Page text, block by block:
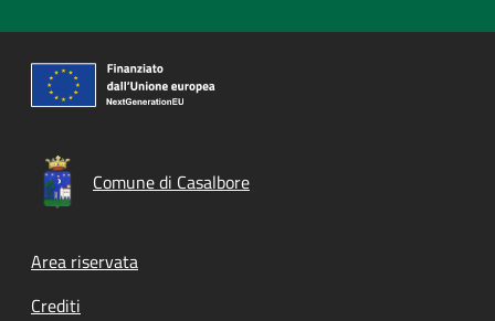
Comune di Casalbore
Footer menu
Area riservata
Crediti